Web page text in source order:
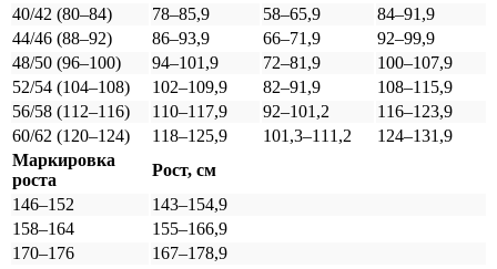
40/42 (80–84)
78–85,9 58–65,9
84–91,9
44/46 (88–92)
86–93,9 66–71,9
92–99,9
48/50 (96–100)
94–101,9 72–81,9
100–107,9
52/54 (104–108)
102–109,9 82–91,9
108–115,9
56/58 (112–116)
110–117,9 92–101,2
116–123,9
60/62 (120–124)
118–125,9 101,3–111,2
124–131,9
Маркировка
роста
Рост, см
146–152
143–154,9
158–164
155–166,9
170–176
167–178,9